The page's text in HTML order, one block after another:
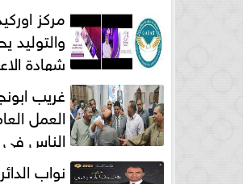
مركز
شهادة
الكامل
غريب
العمل
الناس فى
نواب